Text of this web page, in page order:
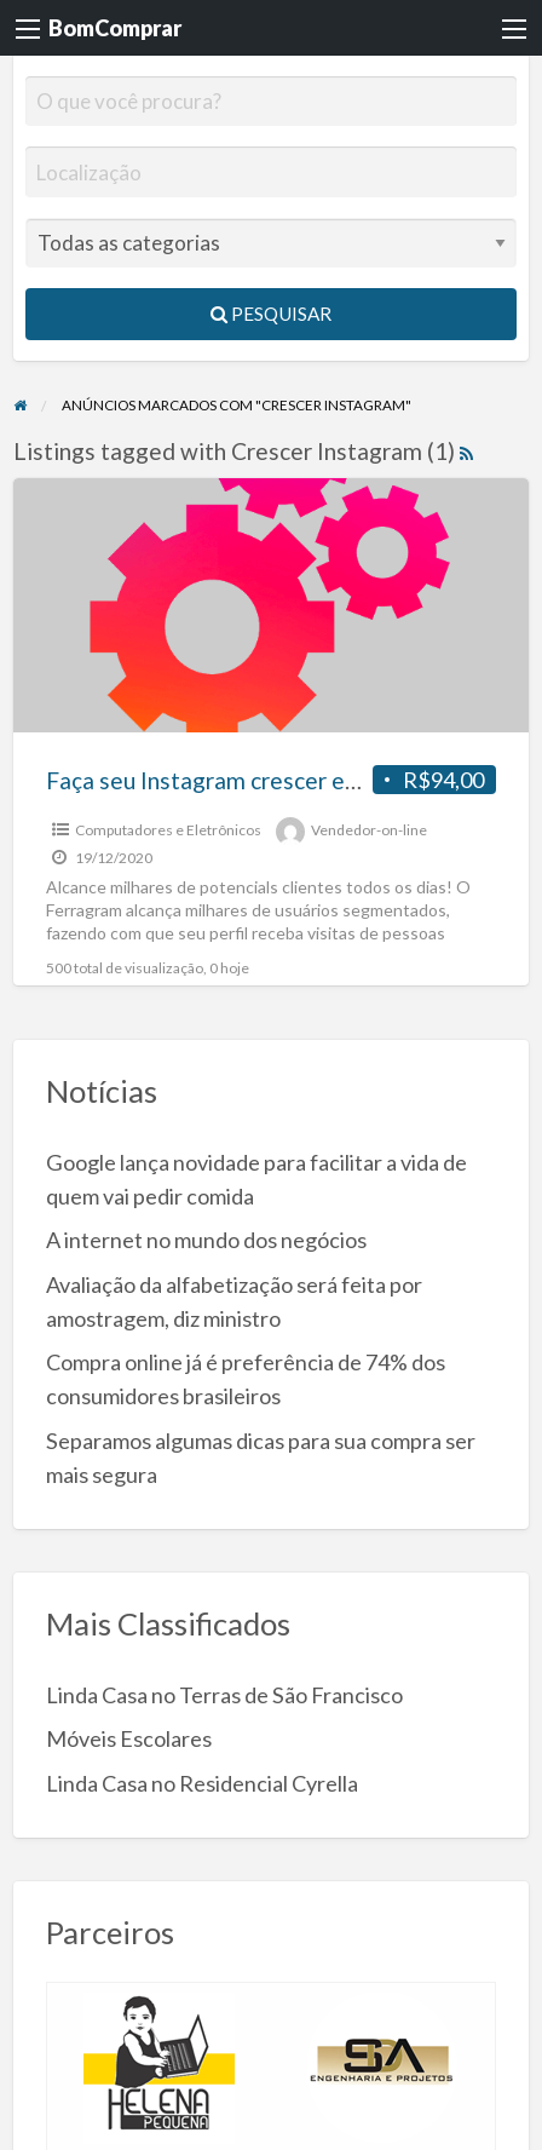
BomComprar
PESQUISAR
ANÚNCIOS MARCADOS COM "CRESCER INSTAGRAM"
Listings tagged with Crescer Instagram (1)
R$94,00
Faça seu Instagram crescer engajado com Seguidores Reais
Computadores e Eletrônicos
Vendedor-on-line
19/12/2020
Alcance milhares de potencials clientes todos os dias! O
Ferragram alcança milhares de usuários segmentados,
fazendo com que seu perfil receba visitas de pessoas
500 total de visualização, 0 hoje
Notícias
Google lança novidade para facilitar a vida de
quem vai pedir comida
A internet no mundo dos negócios
Avaliação da alfabetização será feita por
amostragem, diz ministro
Compra online já é preferência de 74% dos
consumidores brasileiros
Separamos algumas dicas para sua compra ser
mais segura
Mais Classificados
Linda Casa no Terras de São Francisco
Móveis Escolares
Linda Casa no Residencial Cyrella
Parceiros